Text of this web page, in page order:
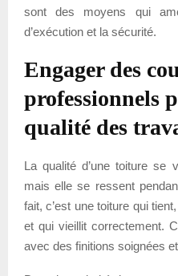
sont des moyens qui
d’exécution et la sécurité.
Engager des
professionnels
qualité des
La qualité d’une toiture se
mais elle se ressent
fait, c’est une toiture qui
et qui vieillit correctement.
avec des finitions soignées